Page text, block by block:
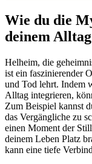
Wie du die​
deinem
Helheim, die‌
ist ein faszinierender
und Tod lehrt. Indem
Alltag integrieren,
Zum Beispiel ⁢kannst
das Vergängliche zu
einen Moment der
deinem Leben Platz
kann eine tiefe